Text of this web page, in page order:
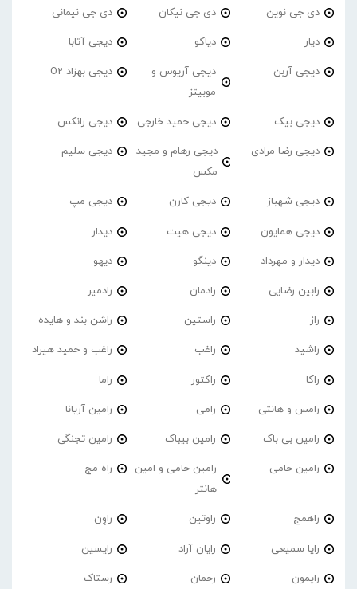
دی جی نوین دی جی نیکان دی جی نیمانی
دیار دیاکو دیجی آتابا
دیجی آربن
دیجی آریوس و
موبیتز
دیجی بهزاد O2
دیجی بیک دیجی حمید خارجی دیجی رانکس
دیجی رضا مرادی
دیجی رهام و مجید
مکس
دیجی سلیم
دیجی شهباز دیجی کارن دیجی مپ
دیجی همایون دیجی هیت دیدار
دیدار و مهرداد دینگو دیهو
رابین رضایی رادمان رادمیر
راز راستین راشن بند و هایده
راشید راغب راغب و حمید هیراد
راکا راکتور راما
رامس و هانتی رامی رامین آریانا
رامین بی باک رامین بیباک رامین تجنگی
رامین حامی
رامین حامی و امین
هانتر
راه مج
راهمج راوتین راوِن
رایا سمیعی رایان آراد رایسین
رایمون رحمان رستاک